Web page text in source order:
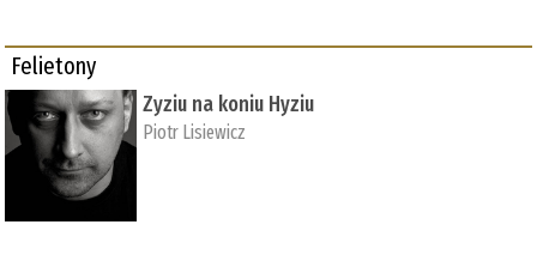
Felietony
Zyziu na koniu Hyziu
Piotr Lisiewicz